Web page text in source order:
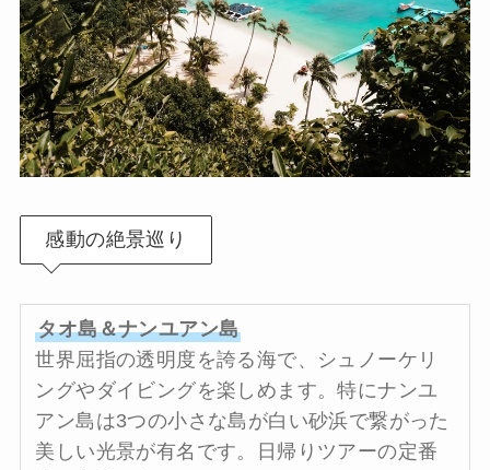
感動の絶景巡り
タオ島＆ナンユアン島
世界屈指の透明度を誇る海で、シュノーケリ
ングやダイビングを楽しめます。特にナンユ
アン島は3つの小さな島が白い砂浜で繋がった
美しい光景が有名です。日帰りツアーの定番